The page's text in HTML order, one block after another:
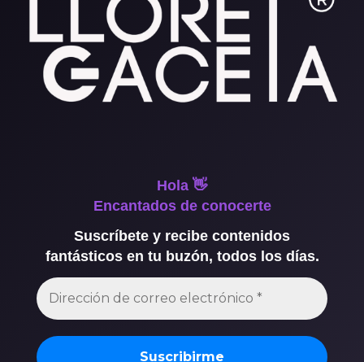
Hola 👋
Encantados de conocerte
Suscríbete y recibe contenidos
fantásticos en tu buzón, todos los días.